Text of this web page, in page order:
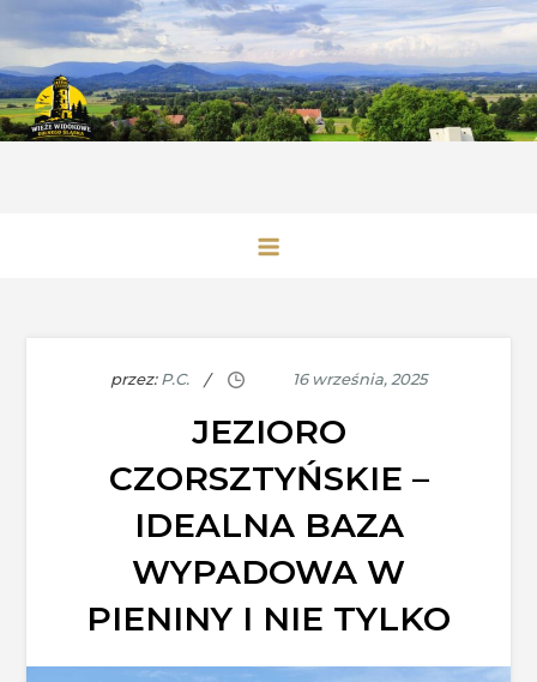
to
content
przez:P.C.
JEZIORO
CZORSZTYŃSKIE –
IDEALNA BAZA
WYPADOWA W
PIENINY I NIE TYLKO